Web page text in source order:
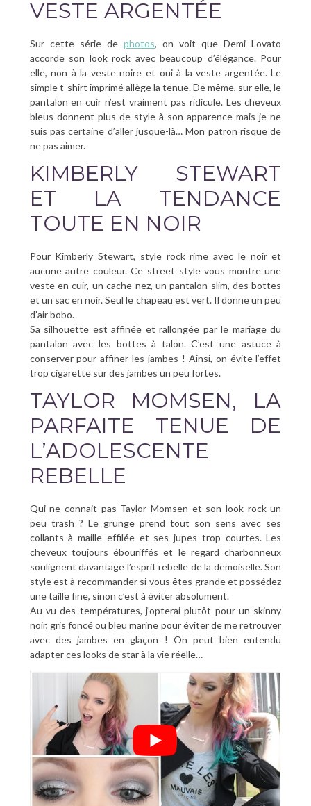
VESTE ARGENTÉE
Sur cette série de photos, on voit que Demi Lovato
accorde son look rock avec beaucoup d’élégance. Pour
elle, non à la veste noire et oui à la veste argentée. Le
simple t-shirt imprimé allège la tenue. De même, sur elle, le
pantalon en cuir n’est vraiment pas ridicule. Les cheveux
bleus donnent plus de style à son apparence mais je ne
suis pas certaine d’aller jusque-là… Mon patron risque de
ne pas aimer.
KIMBERLY STEWART
ET LA TENDANCE
TOUTE EN NOIR
Pour Kimberly Stewart, style rock rime avec le noir et
aucune autre couleur. Ce street style vous montre une
veste en cuir, un cache-nez, un pantalon slim, des bottes
et un sac en noir. Seul le chapeau est vert. Il donne un peu
d’air bobo.
Sa silhouette est affinée et rallongée par le mariage du
pantalon avec les bottes à talon. C’est une astuce à
conserver pour affiner les jambes ! Ainsi, on évite l’effet
trop cigarette sur des jambes un peu fortes.
TAYLOR MOMSEN, LA
PARFAITE TENUE DE
L’ADOLESCENTE
REBELLE
Qui ne connait pas Taylor Momsen et son look rock un
peu trash ? Le grunge prend tout son sens avec ses
collants à maille effilée et ses jupes trop courtes. Les
cheveux toujours ébouriffés et le regard charbonneux
soulignent davantage l’esprit rebelle de la demoiselle. Son
style est à recommander si vous êtes grande et possédez
une taille fine, sinon c’est à éviter absolument.
Au vu des températures, j’opterai plutôt pour un skinny
noir, gris foncé ou bleu marine pour éviter de me retrouver
avec des jambes en glaçon ! On peut bien entendu
adapter ces looks de star à la vie réelle…